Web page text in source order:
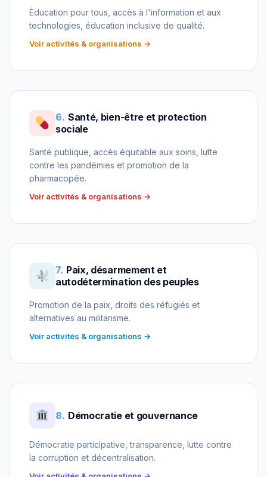
Éducation pour tous, accès à l'information et aux
technologies, éducation inclusive de qualité.
Voir activités & organisations →
6. Santé, bien-être et protection
sociale
Santé publique, accès équitable aux soins, lutte
contre les pandémies et promotion de la
pharmacopée.
Voir activités & organisations →
7. Paix, désarmement et
autodétermination des peuples
Promotion de la paix, droits des réfugiés et
alternatives au militarisme.
Voir activités & organisations →
8. Démocratie et gouvernance
Démocratie participative, transparence, lutte contre
la corruption et décentralisation.